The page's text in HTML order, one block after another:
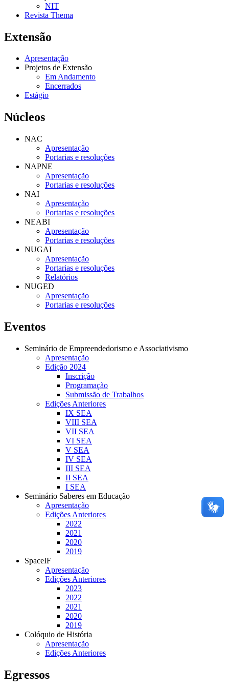
NIT
Revista Thema
Extensão
Apresentação
Projetos de Extensão
Em Andamento
Encerrados
Estágio
Núcleos
NAC
Apresentação
Portarias e resoluções
NAPNE
Apresentação
Portarias e resoluções
NAI
Apresentação
Portarias e resoluções
NEABI
Apresentação
Portarias e resoluções
NUGAI
Apresentação
Portarias e resoluções
Relatórios
NUGED
Apresentação
Portarias e resoluções
Eventos
Seminário de Empreendedorismo e Associativismo
Apresentação
Edição 2024
Inscrição
Programação
Submissão de Trabalhos
Edições Anteriores
IX SEA
VIII SEA
VII SEA
VI SEA
V SEA
IV SEA
III SEA
II SEA
I SEA
Seminário Saberes em Educação
Apresentação
Edições Anteriores
2022
2021
2020
2019
SpaceIF
Apresentação
Edições Anteriores
2023
2022
2021
2020
2019
Colóquio de História
Apresentação
Edições Anteriores
Egressos